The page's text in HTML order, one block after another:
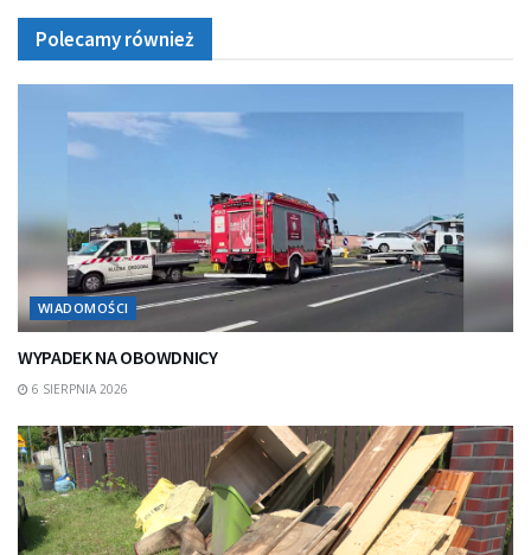
Polecamy również
WIADOMOŚCI
WYPADEK NA OBOWDNICY
6 SIERPNIA 2026